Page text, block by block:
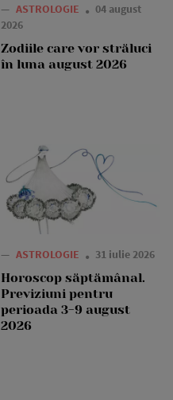
— ASTROLOGIE
04 august
2026
Zodiile care vor străluci
în luna august 2026
— ASTROLOGIE 31 iulie 2026
Horoscop săptămânal.
Previziuni pentru
perioada 3-9 august
2026